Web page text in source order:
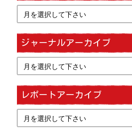
ジャーナルアーカイブ
レポートアーカイブ